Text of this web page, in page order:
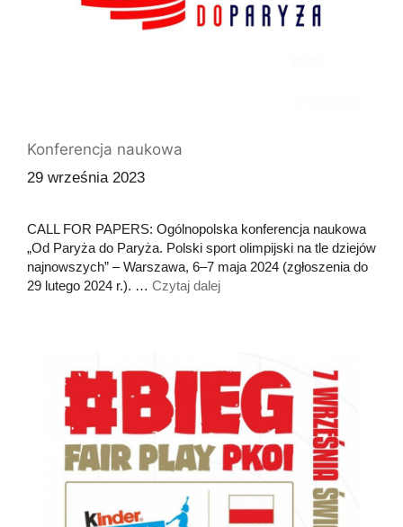
Konferencja naukowa
29 września 2023
CALL FOR PAPERS: Ogólnopolska konferencja naukowa
„Od Paryża do Paryża. Polski sport olimpijski na tle dziejów
najnowszych” – Warszawa, 6–7 maja 2024 (zgłoszenia do
29 lutego 2024 r.). … Czytaj dalej